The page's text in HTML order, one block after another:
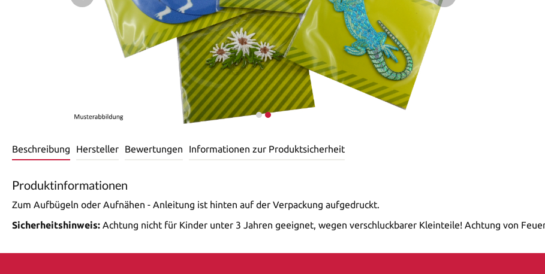
Beschreibung Hersteller Bewertungen Informationen zur Produktsicherheit
Produktinformationen
Zum Aufbügeln oder Aufnähen - Anleitung ist hinten auf der Verpackung aufgedruckt.
Sicherheitshinweis: Achtung nicht für Kinder unter 3 Jahren geeignet, wegen verschluckbarer Kleinteile! Achtung von